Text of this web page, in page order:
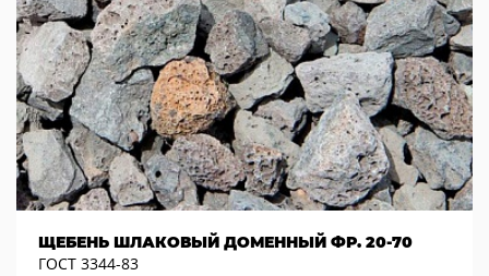
ЩЕБЕНЬ ШЛАКОВЫЙ ДОМЕННЫЙ ФР. 20-70
ГОСТ 3344-83